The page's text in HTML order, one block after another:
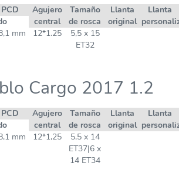
PCD
Agujero
central
Tamaño
de rosca
Llanta
original
Llanta
mm 12*1.25
5,5 x 15
ET32
Cargo 2017 1.2
PCD
Agujero
central
Tamaño
de rosca
Llanta
original
Llanta
mm 12*1,25
5,5 x 14
ET37|6 x
14 ET34